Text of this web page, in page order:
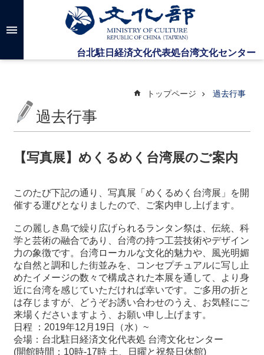
メインのコンテンツブロックにジャンプします
高
検
台
タ
ー
に
つ
い
て
最
新
情
報
と
トップページ 過去行事
過去行事
【写真展】めくるめく台湾展のご案内
このたび下記の通り、写真展「めくるめく台湾展」を開
催する運びとなりましたので、ご案内申し上げます。
この麗しき島で繰り広げられるランタン祭は、伝統、科
学と芸術の融合であり、台湾の持つ工芸技術やデザイン
力の象徴です。台湾ローカルな文化的魅力や、風光明媚
な自然と調和した街並みを、コンセプチュアルに写し止
めたイメージの数々で構成された本展を通して、より身
近に台湾を感じていただければ幸いです。ご多用の折と
は存じますが、どうぞお誘い合わせのうえ、お気軽にご
来場くださいますよう、お願い申し上げます。
日程 ：2019年12月19日（水）~
会場：台北駐日経済文化代表処 台湾文化センター
(開館時間：10時-17時 土、日曜と祝祭日休館)